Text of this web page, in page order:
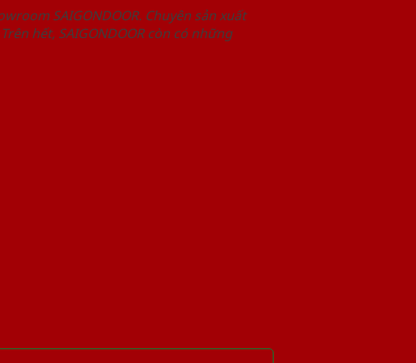
SAIGONDOOR. Chuyên sản xuất
hết, SAIGONDOOR còn có những